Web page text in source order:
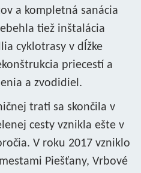
a kompletná sanácia
tiež inštalácia
cyklotrasy v dĺžke
priecestí a
a zvodidiel.
trati sa skončila v
cesty vznikla ešte v
V roku 2017 vzniklo
Piešťany, Vrbové